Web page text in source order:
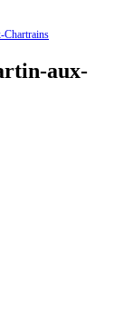
Chartrains
aux-